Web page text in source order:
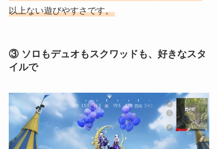
以上ない遊びやすさです。
③ ソロもデュオもスクワッドも、好きなスタ
イルで